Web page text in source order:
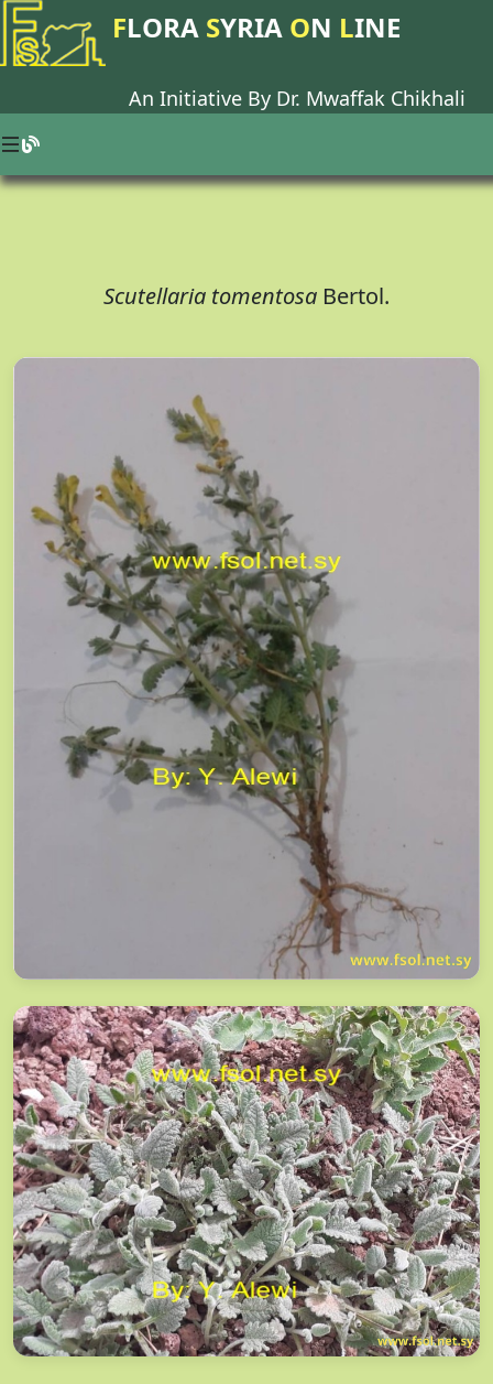
FLORA SYRIA ON LINE
An Initiative By Dr. Mwaffak Chikhali
Scutellaria tomentosa Bertol.